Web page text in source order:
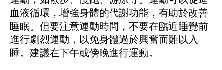
血液循環，增強身體的代謝功能，有助於改善
睡眠。但要注意運動時間，不要在臨近睡覺前
進行劇烈運動，以免身體過於興奮而難以入
睡。建議在下午或傍晚進行運動。